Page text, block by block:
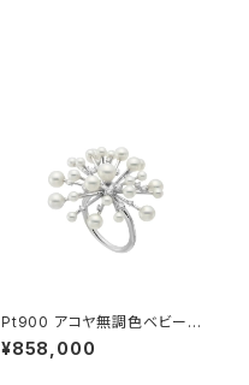
Pt900 アコヤ無調色ベビーパ
ール ダイヤモンド リング
¥858,000